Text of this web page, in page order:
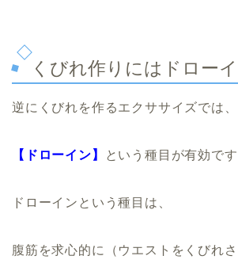
くびれ作りにはドロー
逆にくびれを作るエクササイズでは、
【ドローイン】 という種目が有効です
ドローインという種目は、
腹筋を求心的に（ウエストをくびれさ